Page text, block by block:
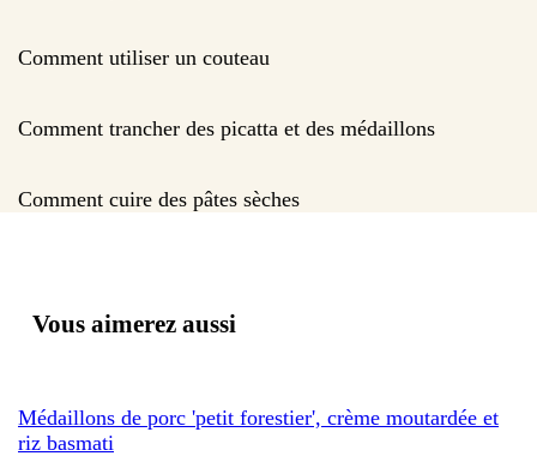
Comment utiliser un couteau
Comment trancher des picatta et des médaillons
Comment cuire des pâtes sèches
Vous aimerez aussi
Médaillons de porc 'petit forestier', crème moutardée et
riz basmati